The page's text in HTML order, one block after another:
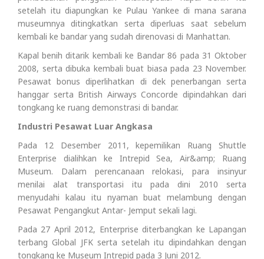
setelah itu diapungkan ke Pulau Yankee di mana sarana
museumnya ditingkatkan serta diperluas saat sebelum
kembali ke bandar yang sudah direnovasi di Manhattan.
Kapal benih ditarik kembali ke Bandar 86 pada 31 Oktober
2008, serta dibuka kembali buat biasa pada 23 November.
Pesawat bonus diperlihatkan di dek penerbangan serta
hanggar serta British Airways Concorde dipindahkan dari
tongkang ke ruang demonstrasi di bandar.
Industri Pesawat Luar Angkasa
Pada 12 Desember 2011, kepemilikan Ruang Shuttle
Enterprise dialihkan ke Intrepid Sea, Air&amp; Ruang
Museum. Dalam perencanaan relokasi, para insinyur
menilai alat transportasi itu pada dini 2010 serta
menyudahi kalau itu nyaman buat melambung dengan
Pesawat Pengangkut Antar- Jemput sekali lagi.
Pada 27 April 2012, Enterprise diterbangkan ke Lapangan
terbang Global JFK serta setelah itu dipindahkan dengan
tongkang ke Museum Intrepid pada 3 Juni 2012.